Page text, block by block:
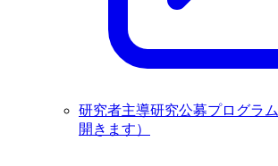
研究者主導研究公募プログラム
開きます）